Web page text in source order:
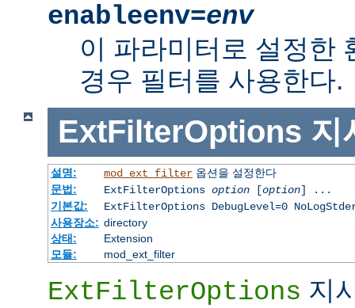
enableenv=env
이 파라미터로 설정한
경우 필터를 사용한다.
ExtFilterOptions 지
설명: mod_ext_filter옵션을 설정한다
문법:
ExtFilterOptions option[option] ...
기본값:
ExtFilterOptions DebugLevel=0
사용장소: directory
상태:
Extension
모듈:
mod_ext_filter
ExtFilterOptions 지